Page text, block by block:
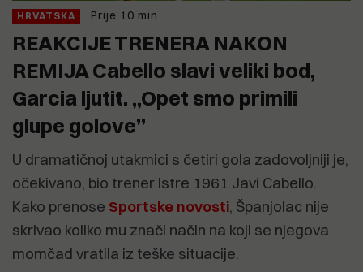
HRVATSKA Prije 10 min
REAKCIJE TRENERA NAKON
REMIJA Cabello slavi veliki bod,
Garcia ljutit. „Opet smo primili
glupe golove”
U dramatičnoj utakmici s četiri gola zadovoljniji je,
očekivano, bio trener Istre 1961 Javi Cabello.
Kako prenose Sportske novosti, Španjolac nije
skrivao koliko mu znači način na koji se njegova
momčad vratila iz teške situacije.